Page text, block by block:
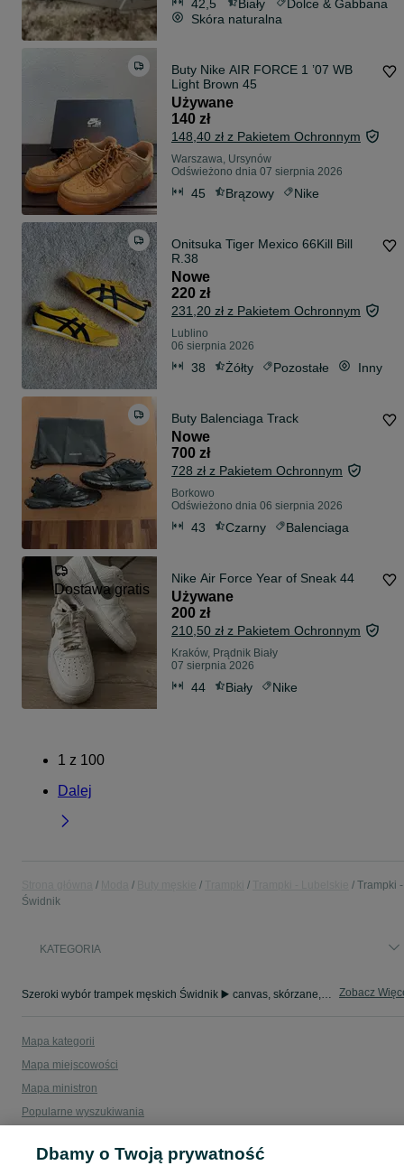
42,5 Biały
Dolce & Gabbana
Skóra naturalna
Buty Nike AIR FORCE 1 ’07 WB
Light Brown 45
Używane
140 zł
148,40 zł z Pakietem Ochronnym
Warszawa, Ursynów
Odświeżono dnia 07 sierpnia 2026
45 Brązowy Nike
Onitsuka Tiger Mexico 66Kill Bill
R.38
Nowe
220 zł
231,20 zł z Pakietem Ochronnym
Lublino
06 sierpnia 2026
38 Żółty Pozostałe Inny
Buty Balenciaga Track
Nowe
700 zł
728 zł z Pakietem Ochronnym
Borkowo
Odświeżono dnia 06 sierpnia 2026
43 Czarny Balenciaga
Dostawa gratis
Nike Air Force Year of Sneak 44
Używane
200 zł
210,50 zł z Pakietem Ochronnym
Kraków, Prądnik Biały
07 sierpnia 2026
44 Biały Nike
1 z 100
Dalej
Trampki -
Świdnik
KATEGORIA
Szeroki wybór trampek męskich Świdnik ▶️ canvas, skórzane, wysokie i niskie ✅ Nowe i używane w dobrych cenach ☝ Sprawdź ogłoszenia online na OLX.pl! Zobacz
Mapa kategorii
Mapa miejscowości
Mapa ministron
Popularne wyszukiwania
Dbamy o Twoją prywatność